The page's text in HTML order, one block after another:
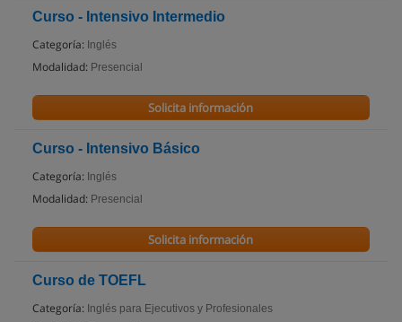
Curso - Intensivo Intermedio
Categoría: Inglés
Modalidad: Presencial
Solicita información
Curso - Intensivo Básico
Categoría: Inglés
Modalidad: Presencial
Solicita información
Curso de TOEFL
Categoría: Inglés para Ejecutivos y Profesionales